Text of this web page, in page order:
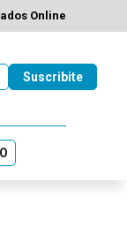
Online
Suscribite